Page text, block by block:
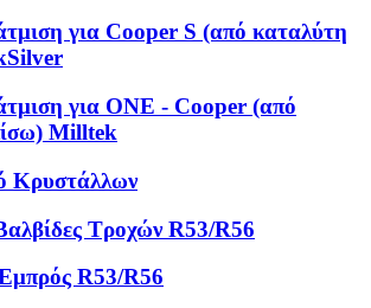
για Cooper S (από καταλύτη
για ONE - Cooper (από
Milltek
Κρυστάλλων
Τροχών R53/R56
R53/R56